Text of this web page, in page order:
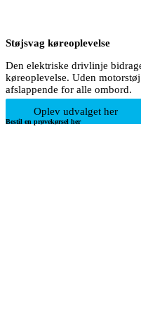
Støjsvag køreoplevelse
Den elektriske drivlinje
køreoplevelse. Uden
afslappende for alle ombord.
Oplev udvalget her
Bestil en prøvekørsel her